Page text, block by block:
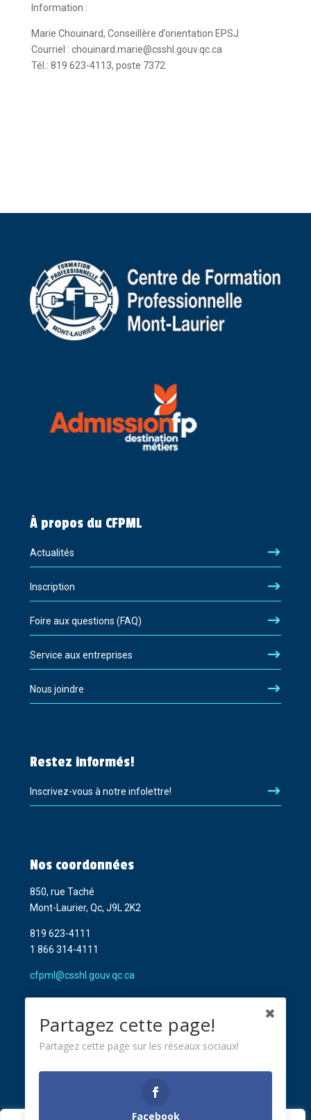
Information :
Marie Chouinard, Conseillère d’orientation EPSJ
Courriel : chouinard.marie@csshl.gouv.qc.ca
Tél.: 819 623-4113, poste 7372
À propos du CFPML
Actualités
Inscription
Foire aux questions (FAQ)
Service aux entreprises
Nous joindre
Restez informés!
Inscrivez-vous à notre infolettre!
Nos coordonnées
850, rue Taché
Mont-Laurier, Qc, J9L 2K2
819 623-4111
1 866 314-4111
cfpml@csshl.gouv.qc.ca
Partagez cette page!
Partagez cette page sur les réseaux sociaux!
Facebook